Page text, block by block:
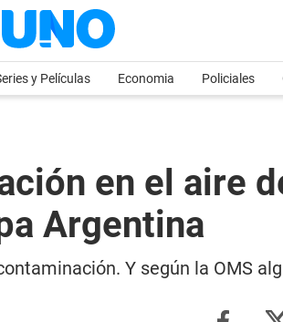
y Películas Economia Policiales
en el aire
Argentina
Y según la OMS